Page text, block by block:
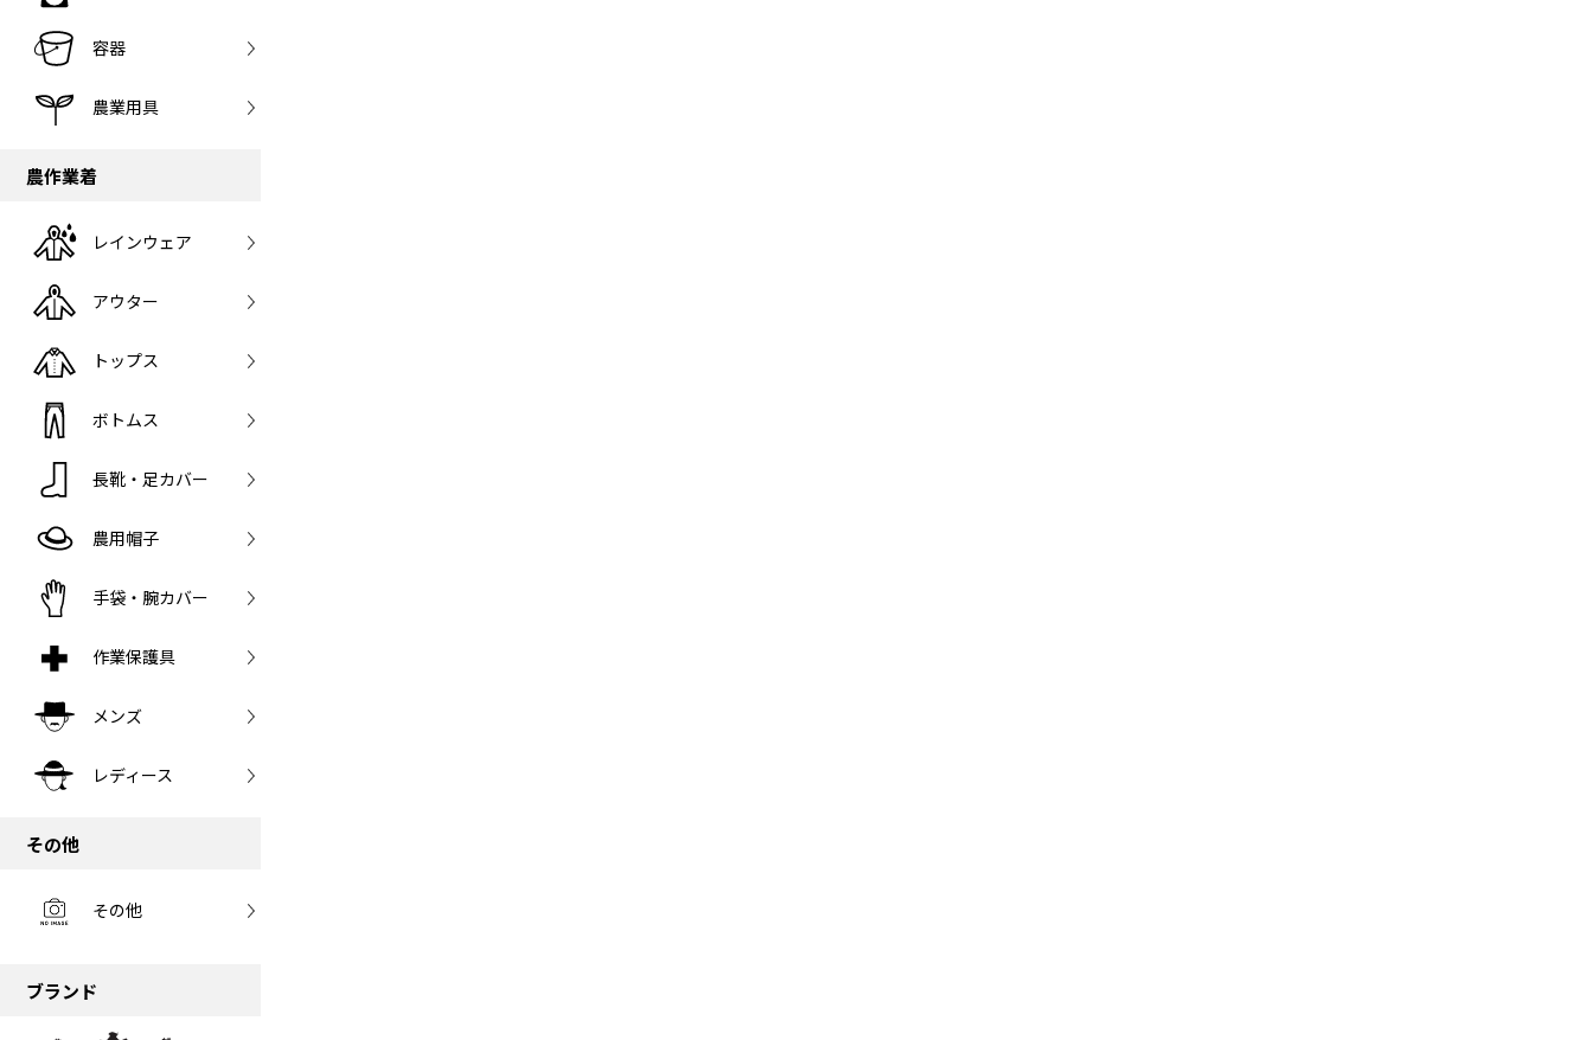
容器
農業用具
農作業着
レインウェア
アウター
トップス
ボトムス
長靴・足カバー
農用帽子
手袋・腕カバー
作業保護具
メンズ
レディース
その他
その他
ブランド